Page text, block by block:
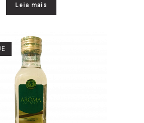
Leia mais